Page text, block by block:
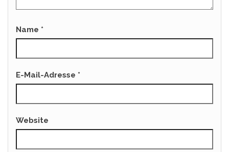
Name *
E-Mail-Adresse *
Website